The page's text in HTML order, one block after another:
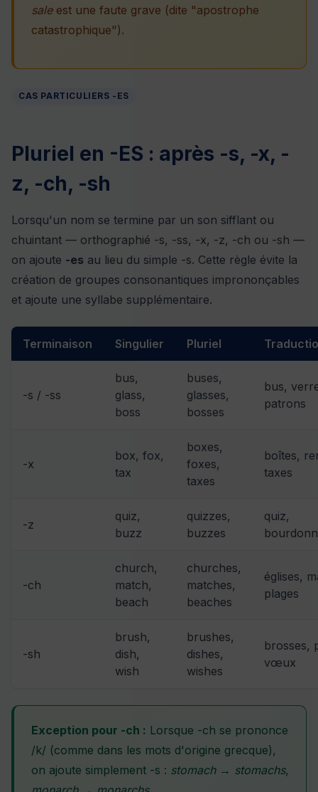
saleest une faute grave (dite "apostrophe
catastrophique").
CAS PARTICULIERS -ES
Pluriel en -ES : après -s, -x, -
z, -ch, -sh
Lorsqu'un nom se termine par un son sifflant ou
chuintant — orthographié -s, -ss, -x, -z, -ch ou -sh —
on ajoute -es au lieu du simple -s. Cette règle évite la
création de groupes consonantiques imprononçables
et ajoute une syllabe supplémentaire.
Terminaison Singulier Pluriel
-s / -ss
bus,
glass,
boss
buses,
glasses,
bosses
bus,
patrons
-x
box, fox,
tax
boxes,
foxes,
taxes
boîtes,
taxes
-z
quiz,
buzz
quizzes,
buzzes
quiz,
-ch
church,
match,
beach
churches,
matches,
beaches
églises,
plages
-sh
brush,
dish,
wish
brushes,
dishes,
wishes
brosses,
vœux
Exception pour -ch : Lorsque -ch se prononce
/k/ (comme dans les mots d'origine grecque),
on ajoute simplement -s : stomach → stomachs,